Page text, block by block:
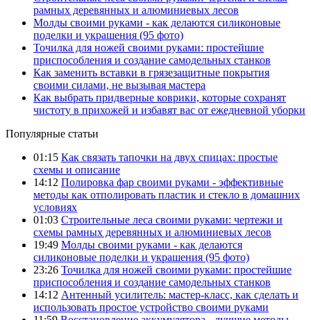
рамных деревянных и алюминиевых лесов
Молды своими руками - как делаются силиконовые
поделки и украшения (95 фото)
Точилка для ножей своими руками: простейшие
приспособления и создание самодельных станков
Как заменить вставки в грязезащитные покрытия
своими силами, не вызывая мастера
Как выбрать придверные коврики, которые сохранят
чистоту в прихожей и избавят вас от ежедневной уборки
Популярные статьи
01:15 Как связать тапочки на двух спицах: простые
схемы и описание
14:12 Полировка фар своими руками - эффективные
методы как отполировать пластик и стекло в домашних
условиях
01:03 Строительные леса своими руками: чертежи и
схемы рамных деревянных и алюминиевых лесов
19:49 Молды своими руками - как делаются
силиконовые поделки и украшения (95 фото)
23:26 Точилка для ножей своими руками: простейшие
приспособления и создание самодельных станков
14:12 Антенный усилитель: мастер-класс, как сделать и
использовать простое устройство своими руками